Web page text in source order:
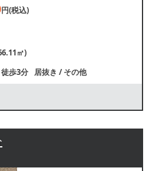
軽にお問合せください。
円(税込)
㎡)
徒歩3分 居抜き /その他